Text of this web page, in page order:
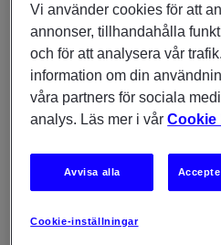
IT & tech‑branschen visar
sommaren
FÖR JOBBSÖKARE
8 maj 2026
Vi använder cookies för att
annonser, tillhandahålla
och för att analysera vår
information om din
våra partners för sociala
analys. Läs mer i vårCookie
Cookie-inställningar
Avvisa alla